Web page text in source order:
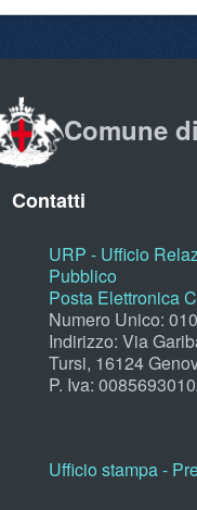
Comune
Contatti
URP - Ufficio
Pubblico
Posta Elettronica
Numero Unico:
Indirizzo: Via
Tursi, 16124
P. Iva:
Ufficio stampa -